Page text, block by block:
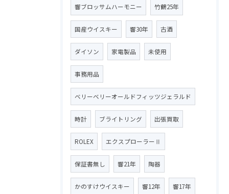
響ブロッサムハーモニー 竹鶴25年
国産ウイスキー 響30年 古酒
ダイソン 家電製品 未使用
事務用品
ベリーベリーオールドフィッツジェラルド
時計 ブライトリング 出張買取
ROLEX エクスプローラーⅡ
保証書無し 響21年 陶器
かのすけウイスキー 響12年 響17年